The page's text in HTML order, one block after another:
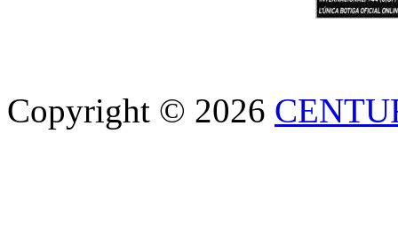
Copyright © 2026